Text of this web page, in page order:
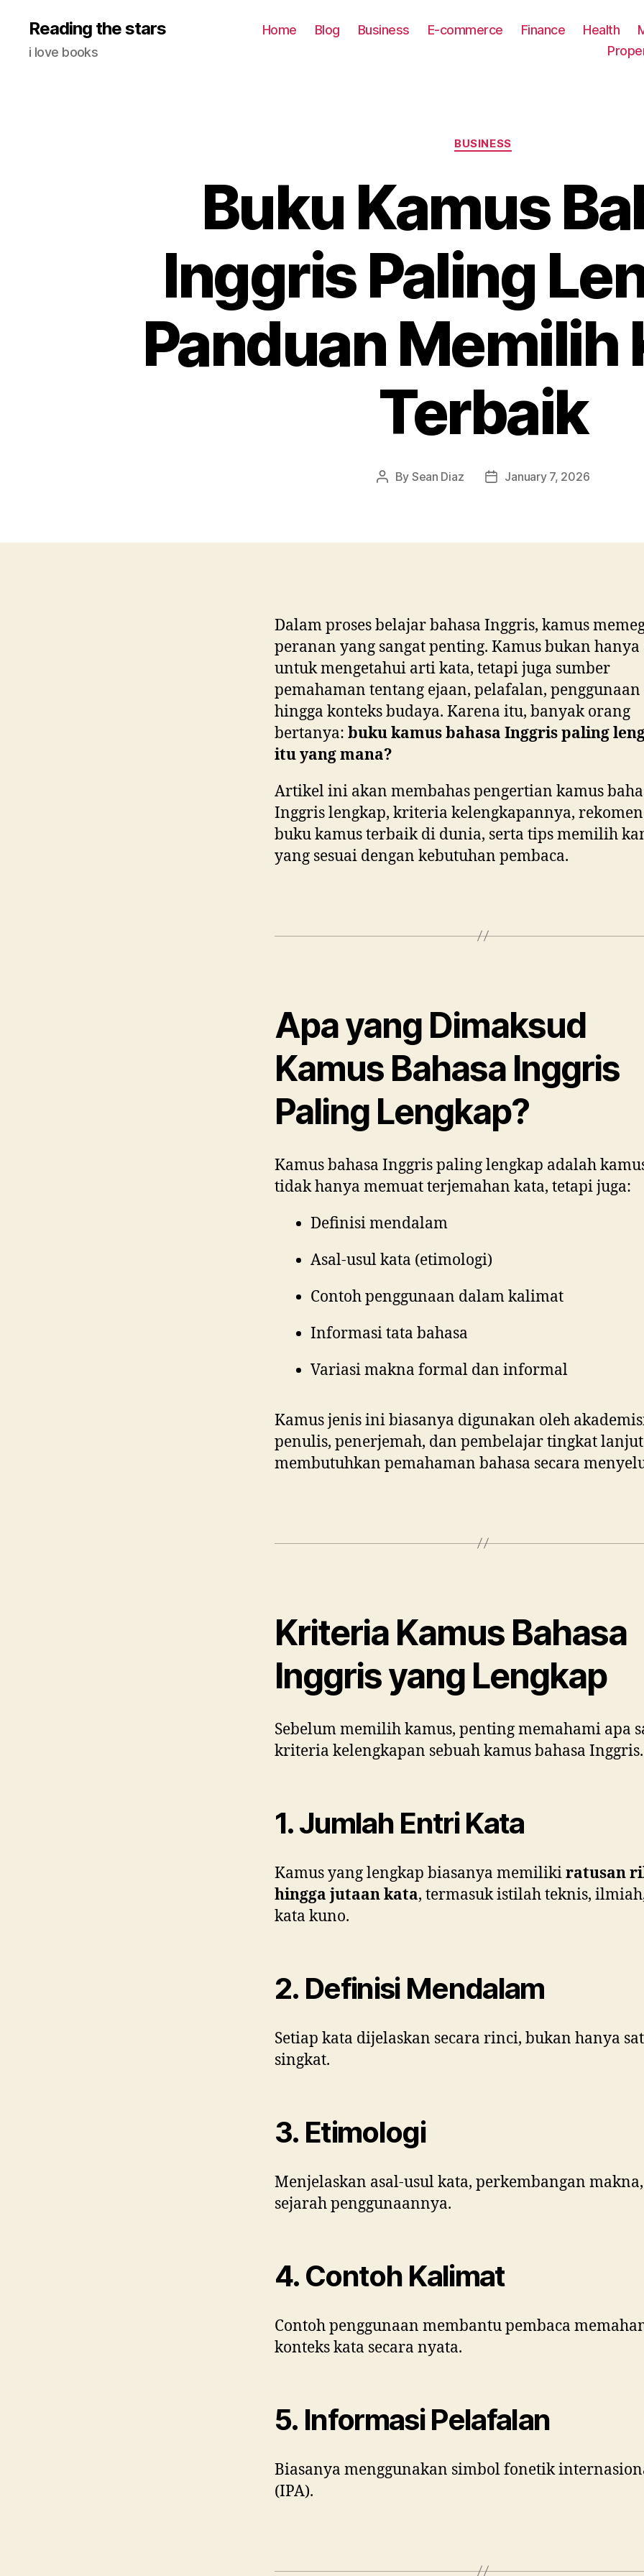
Reading the stars
i love books
Home Blog Business E-commerce Finance Health
Categories
BUSINESS
Buku Kamus
Inggris Paling
Panduan Memilih
Terbaik
Post
By Sean Diaz
PostJanuary 7, 2026
Dalam proses belajar bahasa Inggris, kamus
peranan yang sangat penting. Kamus bukan hanya
untuk mengetahui arti kata, tetapi juga sumber
pemahaman tentang ejaan, pelafalan, penggunaan
hingga konteks budaya. Karena itu, banyak orang
bertanya: buku kamus bahasa Inggris paling
itu yang mana?
Artikel ini akan membahas pengertian kamus
Inggris lengkap, kriteria kelengkapannya,
buku kamus terbaik di dunia, serta tips memilih
yang sesuai dengan kebutuhan pembaca.
Apa yang Dimaksud
Kamus Bahasa Inggris
Paling Lengkap?
Kamus bahasa Inggris paling lengkap adalah
tidak hanya memuat terjemahan kata, tetapi juga:
Definisi mendalam
Asal-usul kata (etimologi)
Contoh penggunaan dalam kalimat
Informasi tata bahasa
Variasi makna formal dan informal
Kamus jenis ini biasanya digunakan oleh
penulis, penerjemah, dan pembelajar tingkat
membutuhkan pemahaman bahasa secara
Kriteria Kamus Bahasa
Inggris yang Lengkap
Sebelum memilih kamus, penting memahami apa
kriteria kelengkapan sebuah kamus bahasa Inggris.
1. Jumlah Entri Kata
Kamus yang lengkap biasanya memilikiratusan
hingga jutaan kata, termasuk istilah teknis,
kata kuno.
2. Definisi Mendalam
Setiap kata dijelaskan secara rinci, bukan hanya
singkat.
3. Etimologi
Menjelaskan asal-usul kata, perkembangan
sejarah penggunaannya.
4. Contoh Kalimat
Contoh penggunaan membantu pembaca
konteks kata secara nyata.
5. Informasi Pelafalan
Biasanya menggunakan simbol fonetik
(IPA).